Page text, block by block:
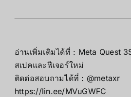
อ่านเพิ่มเติมได้ที่ : Meta Quest
สเปคและฟีเจอร์ใหม่
ติดต่อสอบถามได้ที่ : @metaxr
https://lin.ee/MVuGWFC